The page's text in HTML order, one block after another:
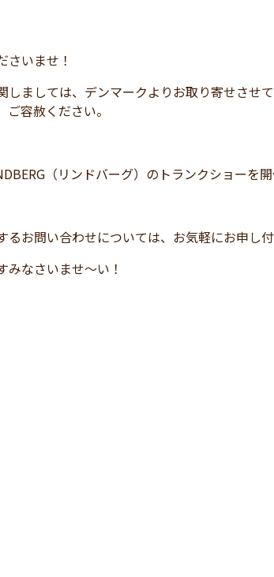
いませ！
ましては、デンマークよりお取り寄せさせ
容赦ください。
（リンドバーグ）のトランクショーを開
お問い合わせについては、お気軽にお申し付
なさいませ～い！